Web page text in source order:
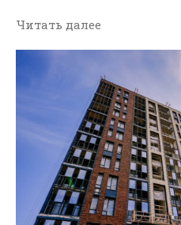
Читать далее